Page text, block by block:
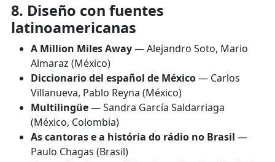
8. Diseño con fuentes
latinoamericanas
A Million Miles Away— Alejandro Soto, Mario
Almaraz (México)
Diccionario del español de México— Carlos
Villanueva, Pablo Reyna (México)
Multilingüe— Sandra García Saldarriaga
(México, Colombia)
As cantoras e a história do rádio no Brasil —
Paulo Chagas (Brasil)